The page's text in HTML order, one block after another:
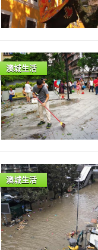
澳城生活
澳城生活